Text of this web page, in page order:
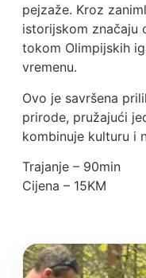
pejzaže. Kroz
istorijskom značaju
tokom Olimpijskih
vremenu.
Ovo je savršena
prirode, pružajući
kombinuje kulturu i
Trajanje – 90min
Cijena – 15KM